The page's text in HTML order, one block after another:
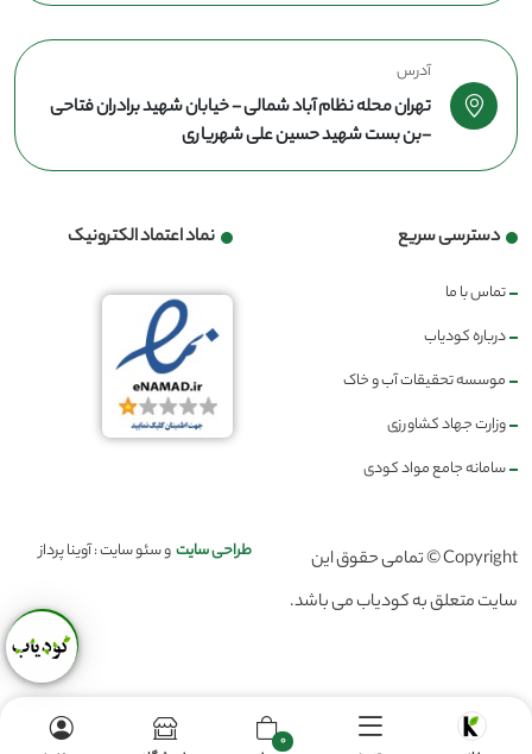
آدرس
تهران محله نظام آباد شمالی - خیابان شهید برادران فتاحی
-بن بست شهید حسین علی شهریاری
دسترسی سریع
تماس با ما
درباره کودیاب
موسسه تحقیقات آب و خاک
وزارت جهاد کشاورزی
سامانه جامع مواد کودی
نماد اعتماد الکترونیک
Copyright © تمامی حقوق این
سایت متعلق به کودیاب می باشد.
طراحی سایتو سئو سایت : آوینا پرداز
0